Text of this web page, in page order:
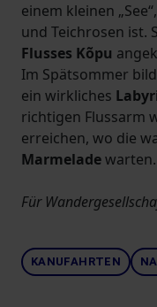
einem kleinen
und Teichrosen ist.
Flusses Kõpu
Im Spätsommer
ein wirkliches
richtigen Flussarm
erreichen, wo die
Marmeladewarten.
Für
KANUFAHRTEN